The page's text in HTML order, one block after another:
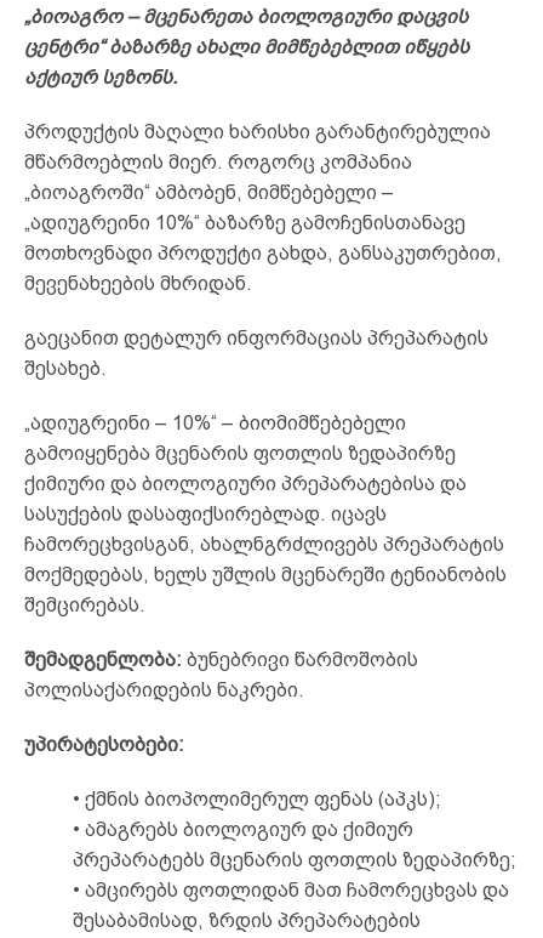
„ბიოაგრო–მცენარეთა ბიოლოგიური დაცვის
ცენტრი“ ბაზარზე ახალი მიმწებებლით იწყებს
აქტიურ სეზონს.
პროდუქტის მაღალი ხარისხი გარანტირებულია
მწარმოებლის მიერ. როგორც კომპანია
„ბიოაგროში“ ამბობენ, მიმწებებელი –
„ადიუგრეინი 10%“ ბაზარზე გამოჩენისთანავე
მოთხოვნადი პროდუქტი გახდა, განსაკუთრებით,
მევენახეების მხრიდან.
გაეცანით დეტალურ ინფორმაციას პრეპარატის
შესახებ.
„ადიუგრეინი – 10%“ – ბიომიმწებებელი
გამოიყენება მცენარის ფოთლის ზედაპირზე
ქიმიური და ბიოლოგიური პრეპარატებისა და
სასუქების დასაფიქსირებლად. იცავს
ჩამორეცხვისგან, ახალნგრძლივებს პრეპარატის
მოქმედებას, ხელს უშლის მცენარეში ტენიანობის
შემცირებას.
შემადგენლობა: ბუნებრივი წარმოშობის
პოლისაქარიდების ნაკრები.
უპირატესობები:
• ქმნის ბიოპოლიმერულ ფენას (აპკს);
• ამაგრებს ბიოლოგიურ და ქიმიურ
პრეპარატებს მცენარის ფოთლის ზედაპირზე;
• ამცირებს ფოთლიდან მათ ჩამორეცხვას და
შესაბამისად, ზრდის პრეპარატების